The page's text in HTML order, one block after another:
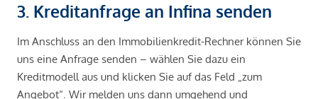
3. Kreditanfrage an Infina senden
Im Anschluss an den Immobilienkredit-Rechner können Sie
uns eine Anfrage senden – wählen Sie dazu ein
Kreditmodell aus und klicken Sie auf das Feld „zum
Angebot“. Wir melden uns dann umgehend und